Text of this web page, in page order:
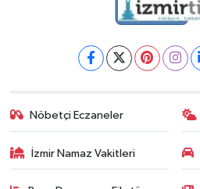
Nöbetçi Eczaneler
İzmir Namaz Vakitleri